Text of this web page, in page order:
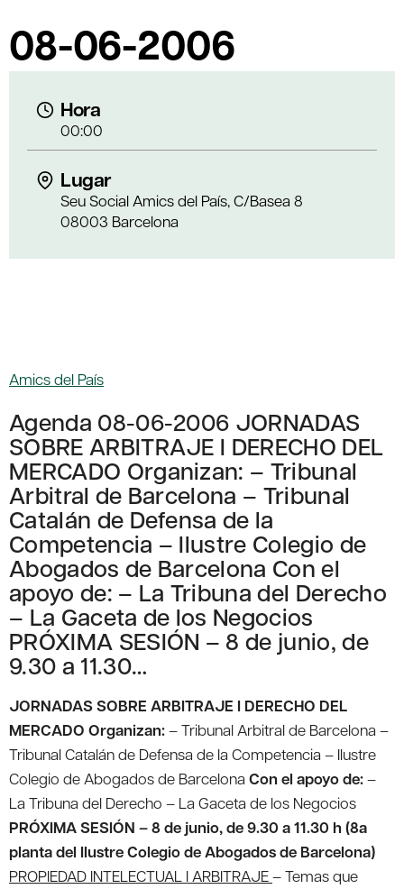
08-06-2006
Hora
00:00
Lugar
Seu Social Amics del País, C/Basea 8
08003 Barcelona
Amics del País
Agenda 08-06-2006 JORNADAS
SOBRE ARBITRAJE I DERECHO DEL
MERCADO Organizan: – Tribunal
Arbitral de Barcelona – Tribunal
Catalán de Defensa de la
Competencia – Ilustre Colegio de
Abogados de Barcelona Con el
apoyo de: – La Tribuna del Derecho
– La Gaceta de los Negocios
PRÓXIMA SESIÓN – 8 de junio, de
9.30 a 11.30…
JORNADAS SOBRE ARBITRAJE I DERECHO DEL
MERCADO Organizan:– Tribunal Arbitral de Barcelona –
Tribunal Catalán de Defensa de la Competencia – Ilustre
Colegio de Abogados de Barcelona Con el apoyo de:–
La Tribuna del Derecho – La Gaceta de los Negocios
PRÓXIMA SESIÓN – 8 de junio, de 9.30 a 11.30 h (8a
planta del Ilustre Colegio de Abogados de Barcelona)
PROPIEDAD INTELECTUAL I ARBITRAJE– Temas que